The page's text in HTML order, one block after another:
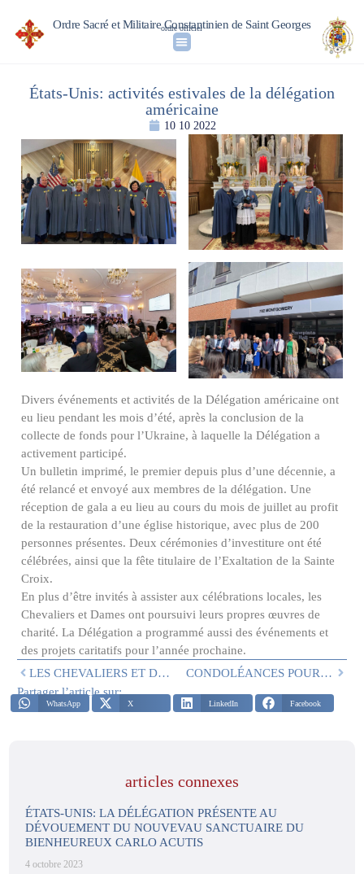
Ordre Sacré et Militaire Constantinien de Saint Georges
ordre officiel
États-Unis: activités estivales de la délégation
américaine
10 10 2022
Divers événements et activités de la Délégation américaine ont
eu lieu pendant les mois d’été, après la conclusion de la
collecte de fonds pour l’Ukraine, à laquelle la Délégation a
activement participé.
Un bulletin imprimé, le premier depuis plus d’une décennie, a
été relancé et envoyé aux membres de la délégation. Une
réception de gala a eu lieu au cours du mois de juillet au profit
de la restauration d’une église historique, avec plus de 200
personnes présentes. Deux cérémonies d’investiture ont été
célébrées, ainsi que la fête titulaire de l’Exaltation de la Sainte
Croix.
En plus d’être invités à assister aux célébrations locales, les
Chevaliers et Dames ont poursuivi leurs propres œuvres de
charité. La Délégation a programmé aussi des événements et
des projets caritatifs pour l’année prochaine.
LES CHEVALIERS ET DAMES AMÉRICAINS CÉLÈBRENT SAINT-GEORGES
CONDOLÉANCES POUR LE DÉCÈS DU RÉVÉREND PÈRE REGIS N. BARWIG
Partager l’article sur:
WhatsApp X LinkedIn Facebook
articles connexes
ÉTATS-UNIS: LA DÉLÉGATION PRÉSENTE AU
DÉVOUEMENT DU NOUVEVAU SANCTUAIRE DU
BIENHEUREUX CARLO ACUTIS
4 octobre 2023